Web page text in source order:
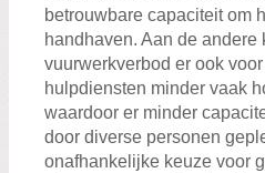
betrouwbare capaciteit om
handhaven. Aan de andere
vuurwerkverbod er ook
hulpdiensten minder vaak
waardoor er minder
door diverse personen
onafhankelijke keuze voor